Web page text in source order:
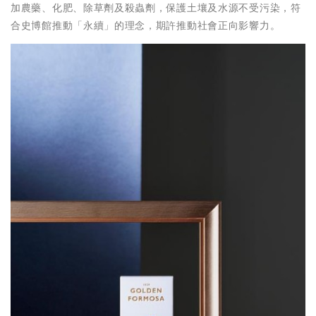
加農藥、化肥、除草劑及殺蟲劑，保護土壤及水源不受污染，符
合史博館推動「永續」的理念，期許推動社會正向影響力。